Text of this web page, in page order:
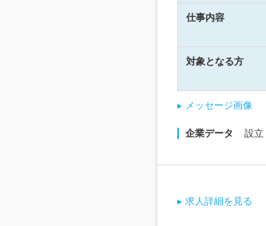
仕事内容
対象となる方
メッセージ画像
企業データ 設立
求人詳細を見る